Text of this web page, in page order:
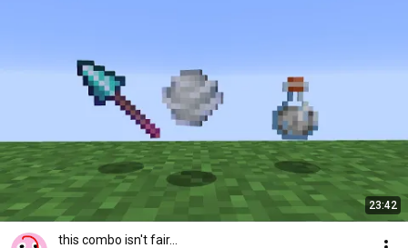
23:42
this combo isn't fair...